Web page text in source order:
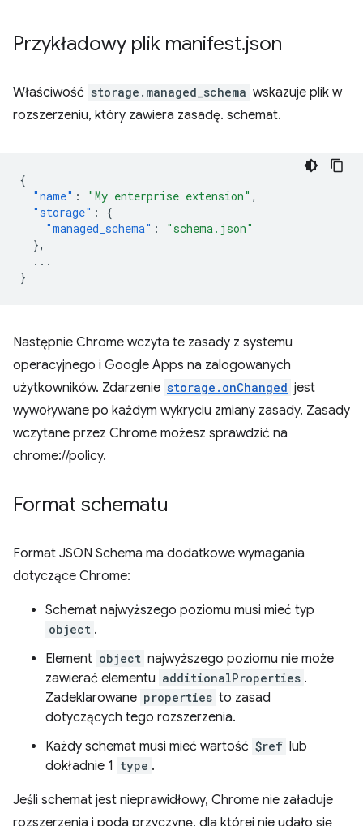
Przykładowy plik manifest.json
Właściwość storage.managed_schema wskazuje plik w
rozszerzeniu, który zawiera zasadę. schemat.
{
"name" : "My enterprise extension" ,
"storage" :
{
"managed_schema" :
"schema.json"
},
...
}
Następnie Chrome wczyta te zasady z systemu
operacyjnego i Google Apps na zalogowanych
użytkowników. Zdarzenie storage.onChanged jest
wywoływane po każdym wykryciu zmiany zasady. Zasady
wczytane przez Chrome możesz sprawdzić na
chrome://policy.
Format schematu
Format JSON Schema ma dodatkowe wymagania
dotyczące Chrome:
Schemat najwyższego poziomu musi mieć typ
object .
Element object najwyższego poziomu nie może
zawierać elementu additionalProperties .
Zadeklarowane properties to zasad
dotyczących tego rozszerzenia.
Każdy schemat musi mieć wartość $ref lub
dokładnie 1 type .
Jeśli schemat jest nieprawidłowy, Chrome nie załaduje
rozszerzenia i poda przyczynę, dla której nie udało się